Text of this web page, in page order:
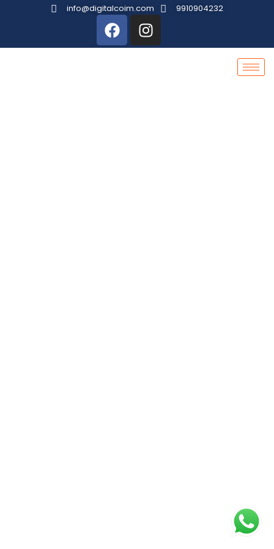
info@digitalcoim.com 9910904232